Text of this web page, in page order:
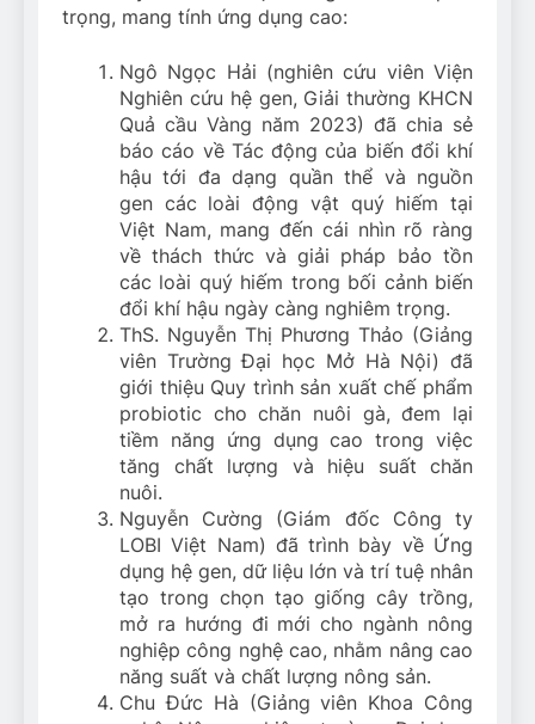
trọng, mang tính ứng dụng cao:
Ngô Ngọc Hải (nghiên cứu viên Viện
Nghiên cứu hệ gen, Giải thường KHCN
Quả cầu Vàng năm 2023) đã chia sẻ
báo cáo về Tác động của biến đổi khí
hậu tới đa dạng quần thể và nguồn
gen các loài động vật quý hiếm tại
Việt Nam, mang đến cái nhìn rõ ràng
về thách thức và giải pháp bảo tồn
các loài quý hiếm trong bối cảnh biến
đổi khí hậu ngày càng nghiêm trọng.
ThS. Nguyễn Thị Phương Thảo (Giảng
viên Trường Đại học Mở Hà Nội) đã
giới thiệu Quy trình sản xuất chế phẩm
probiotic cho chăn nuôi gà, đem lại
tiềm năng ứng dụng cao trong việc
tăng chất lượng và hiệu suất chăn
nuôi.
Nguyễn Cường (Giám đốc Công ty
LOBI Việt Nam) đã trình bày về Ứng
dụng hệ gen, dữ liệu lớn và trí tuệ nhân
tạo trong chọn tạo giống cây trồng,
mở ra hướng đi mới cho ngành nông
nghiệp công nghệ cao, nhằm nâng cao
năng suất và chất lượng nông sản.
Chu Đức Hà (Giảng viên Khoa Công